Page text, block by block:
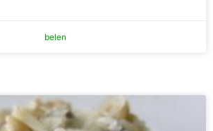
belen